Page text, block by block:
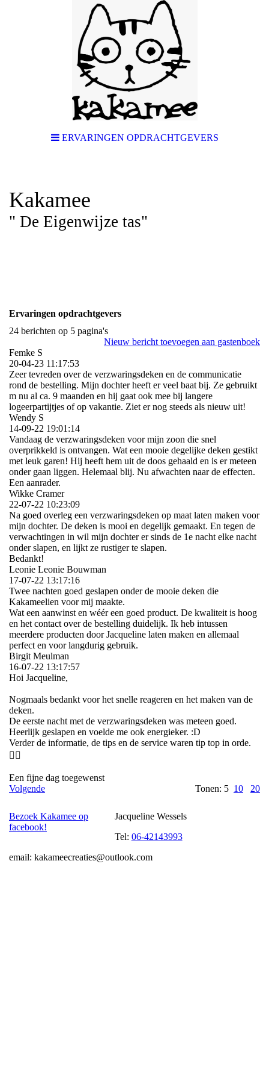
ERVARINGEN OPDRACHTGEVERS
Kakamee
" De Eigenwijze tas"
Ervaringen opdrachtgevers
24 berichten op 5 pagina's
Nieuw bericht toevoegen aan gastenboek
Femke S
20-04-23 11:17:53
Zeer tevreden over de verzwaringsdeken en de communicatie
rond de bestelling. Mijn dochter heeft er veel baat bij. Ze gebruikt
m nu al ca. 9 maanden en hij gaat ook mee bij langere
logeerpartijtjes of op vakantie. Ziet er nog steeds als nieuw uit!
Wendy S
14-09-22 19:01:14
Vandaag de verzwaringsdeken voor mijn zoon die snel
overprikkeld is ontvangen. Wat een mooie degelijke deken gestikt
met leuk garen! Hij heeft hem uit de doos gehaald en is er meteen
onder gaan liggen. Helemaal blij. Nu afwachten naar de effecten.
Een aanrader.
Wikke Cramer
22-07-22 10:23:09
Na goed overleg een verzwaringsdeken op maat laten maken voor
mijn dochter. De deken is mooi en degelijk gemaakt. En tegen de
verwachtingen in wil mijn dochter er sinds de 1e nacht elke nacht
onder slapen, en lijkt ze rustiger te slapen.
Bedankt!
Leonie Leonie Bouwman
17-07-22 13:17:16
Twee nachten goed geslapen onder de mooie deken die
Kakameelien voor mij maakte.
Wat een aanwinst en wéér een goed product. De kwaliteit is hoog
en het contact over de bestelling duidelijk. Ik heb intussen
meerdere producten door Jacqueline laten maken en allemaal
perfect en voor langdurig gebruik.
Birgit Meulman
16-07-22 13:17:57
Hoi Jacqueline,
Nogmaals bedankt voor het snelle reageren en het maken van de
deken.
De eerste nacht met de verzwaringsdeken was meteen goed.
Heerlijk geslapen en voelde me ook energieker. :D
Verder de informatie, de tips en de service waren tip top in orde.
👍🏻
Een fijne dag toegewenst
Volgende
Tonen: 5 10 20
Bezoek Kakamee op
facebook!
Jacqueline Wessels
Tel: 06-42143993
email: kakameecreaties@outlook.com